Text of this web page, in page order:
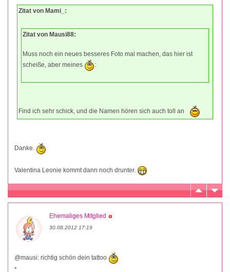
Zitat von Mami_:
Zitat von Mausi88:
Muss noch ein neues besseres Foto mal machen, das hier ist
scheiße, aber meines
:
Find ich sehr schick, und die Namen hören sich auch toll an
Danke.
Valentina Leonie kommt dann noch drunter.
Ehemaliges Mitglied
30.08.2012 17:19
@mausi: richtig schön dein tattoo
*